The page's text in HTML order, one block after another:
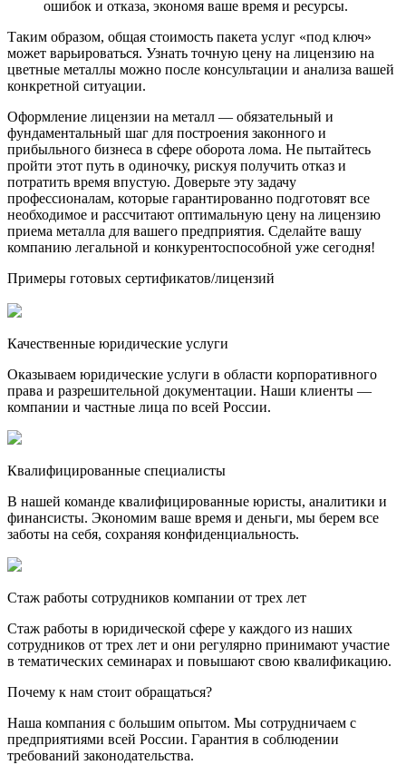
ошибок и отказа, экономя ваше время и ресурсы.
Таким образом, общая стоимость пакета услуг «под ключ»
может варьироваться. Узнать точную цену на лицензию на
цветные металлы можно после консультации и анализа вашей
конкретной ситуации.
Оформление лицензии на металл — обязательный и
фундаментальный шаг для построения законного и
прибыльного бизнеса в сфере оборота лома. Не пытайтесь
пройти этот путь в одиночку, рискуя получить отказ и
потратить время впустую. Доверьте эту задачу
профессионалам, которые гарантированно подготовят все
необходимое и рассчитают оптимальную цену на лицензию
приема металла для вашего предприятия. Сделайте вашу
компанию легальной и конкурентоспособной уже сегодня!
Примеры готовых сертификатов/лицензий
Качественные юридические услуги
Оказываем юридические услуги в области корпоративного
права и разрешительной документации. Наши клиенты —
компании и частные лица по всей России.
Квалифицированные специалисты
В нашей команде квалифицированные юристы, аналитики и
финансисты. Экономим ваше время и деньги, мы берем все
заботы на себя, сохраняя конфиденциальность.
Стаж работы сотрудников компании от трех лет
Стаж работы в юридической сфере у каждого из наших
сотрудников от трех лет и они регулярно принимают участие
в тематических семинарах и повышают свою квалификацию.
Почему к нам стоит обращаться?
Наша компания с большим опытом. Мы сотрудничаем с
предприятиями всей России. Гарантия в соблюдении
требований законодательства.